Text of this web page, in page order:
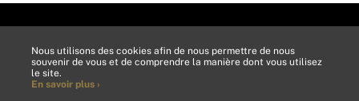
Nous utilisons des cookies afin de nous permettre de nous
souvenir de vous et de comprendre la manière dont vous utilisez
le site.
En savoir plus ›
PLAN DU SITE
EN SAVOIR +